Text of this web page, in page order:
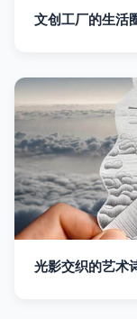
文创工厂的生活
光影交织的艺术